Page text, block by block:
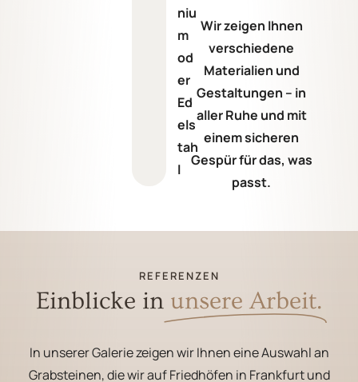
niu
m
od
er
Ed
els
tah
l
Wir zeigen Ihnen
verschiedene
Materialien und
Gestaltungen – in
aller Ruhe und mit
einem sicheren
Gespür für das, was
passt.
REFERENZEN
Einblicke in unsere Arbeit.
In unserer Galerie zeigen wir Ihnen eine Auswahl an
Grabsteinen, die wir auf Friedhöfen in Frankfurt und